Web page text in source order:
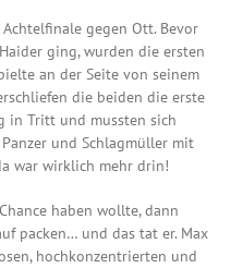
gegen Ott. Bevor
ging, wurden die ersten
an der Seite von seinem
die beiden die erste
in Tritt und mussten sich
und Schlagmüller mit
war wirklich mehr drin!
haben wollte, dann
packen… und das tat er. Max
hochkonzentrierten und